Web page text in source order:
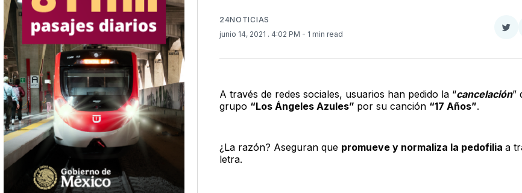
24NOTICIAS
junio 14, 2021 . 4:02 PM - 1 min read
A través de redes sociales, usuarios han pedido la “cancelación”
grupo “Los Ángeles Azules” por su canción “17 Años”.
¿La razón? Aseguran que promueve y normaliza la pedofilia a
letra.